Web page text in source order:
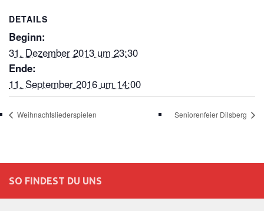
DETAILS
Beginn:
31. Dezember 2013 um 23:30
Ende:
11. September 2016 um 14:00
Weihnachtsliederspielen Seniorenfeier Dilsberg
SO FINDEST DU UNS